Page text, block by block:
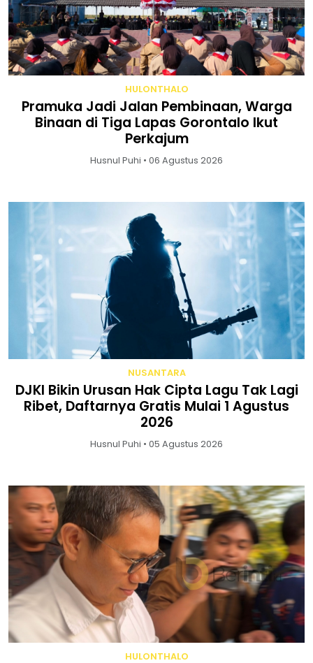
HULONTHALO
Pramuka Jadi Jalan Pembinaan, Warga
Binaan di Tiga Lapas Gorontalo Ikut
Perkajum
Husnul Puhi • 06 Agustus 2026
NUSANTARA
DJKI Bikin Urusan Hak Cipta Lagu Tak Lagi
Ribet, Daftarnya Gratis Mulai 1 Agustus
2026
Husnul Puhi • 05 Agustus 2026
HULONTHALO